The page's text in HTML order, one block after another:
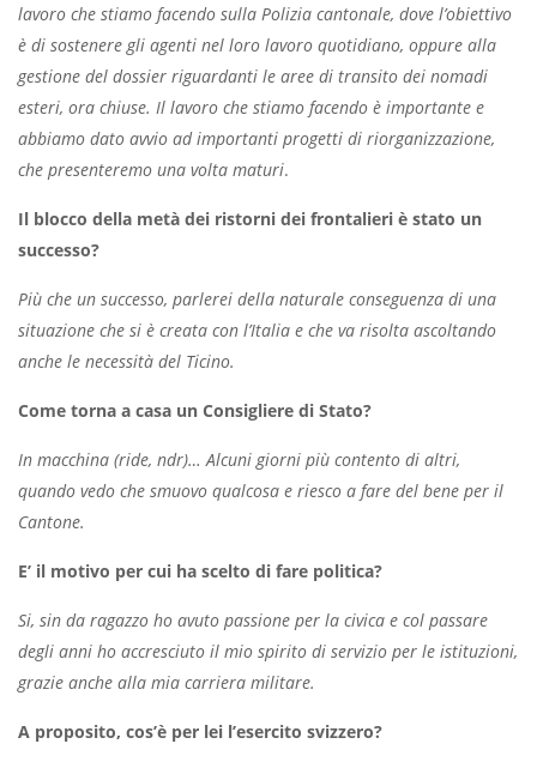
lavoro che stiamo facendo sulla Polizia cantonale, dove l’obiettivo
è di sostenere gli agenti nel loro lavoro quotidiano, oppure alla
gestione del dossier riguardanti le aree di transito dei nomadi
esteri, ora chiuse. Il lavoro che stiamo facendo è importante e
abbiamo dato avvio ad importanti progetti di riorganizzazione,
che presenteremo una volta maturi.
Il blocco della metà dei ristorni dei frontalieri è stato un
successo?
Più che un successo, parlerei della naturale conseguenza di una
situazione che si è creata con l’Italia e che va risolta ascoltando
anche le necessità del Ticino.
Come torna a casa un Consigliere di Stato?
In macchina (ride, ndr)… Alcuni giorni più contento di altri,
quando vedo che smuovo qualcosa e riesco a fare del bene per il
Cantone.
E’ il motivo per cui ha scelto di fare politica?
Si, sin da ragazzo ho avuto passione per la civica e col passare
degli anni ho accresciuto il mio spirito di servizio per le istituzioni,
grazie anche alla mia carriera militare.
A proposito, cos’è per lei l’esercito svizzero?